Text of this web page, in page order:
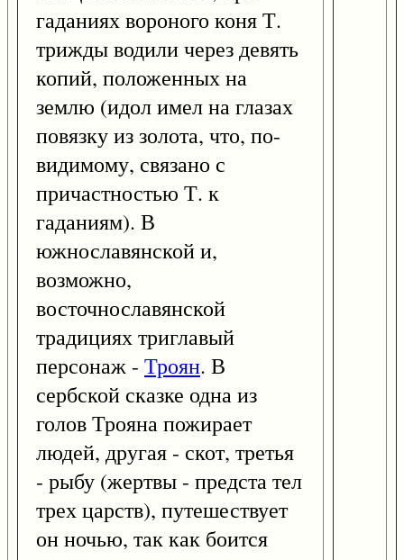
гаданиях вороного коня Т.
трижды водили через девять
копий, положенных на
землю (идол имел на глазах
повязку из золота, что, по-
видимому, связано с
причастностью Т. к
гаданиям). В
южнославянской и,
возможно,
восточнославянской
традициях триглавый
персонаж - Троян. В
сербской сказке одна из
голов Трояна пожирает
людей, другая - скот, третья
- рыбу (жертвы - предста тел
трех царств), путешествует
он ночью, так как боится